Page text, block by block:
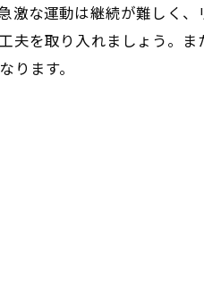
激な運動は継続が難しく、
を取り入れましょう。ま
ます。